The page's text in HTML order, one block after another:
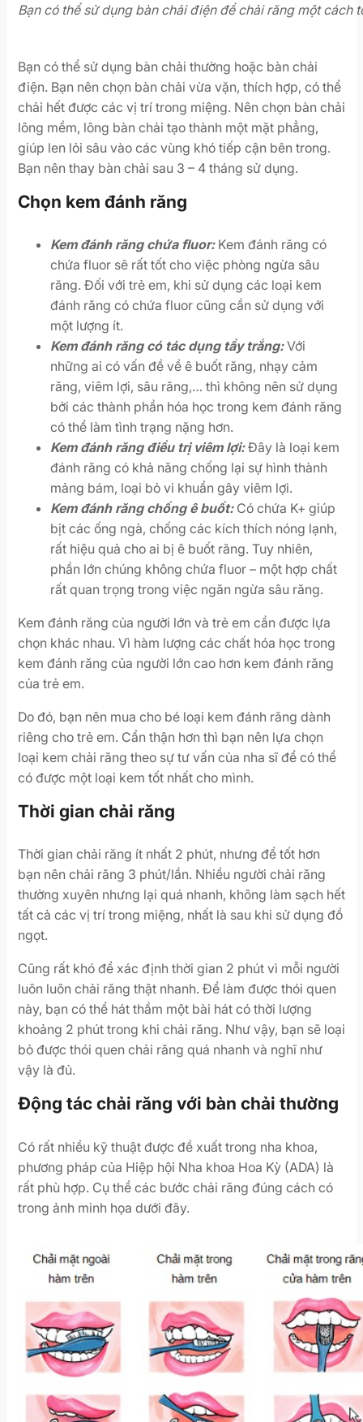
Bạn có thể sử dụng bàn chải điện để chải răng một cách
Bạn có thể sử dụng bàn chải thường hoặc bàn chải
điện. Bạn nên chọn bàn chải vừa vặn, thích hợp, có thể
chải hết được các vị trí trong miệng. Nên chọn bàn chải
lông mềm, lông bàn chải tạo thành một mặt phẳng,
giúp len lỏi sâu vào các vùng khó tiếp cận bên trong.
Bạn nên thay bàn chải sau 3 – 4 tháng sử dụng.
Chọn kem đánh răng
Kem đánh răng chứa fluor:Kem đánh răng có
chứa fluor sẽ rất tốt cho việc phòng ngừa sâu
răng. Đối với trẻ em, khi sử dụng các loại kem
đánh răng có chứa fluor cũng cần sử dụng với
một lượng ít.
Kem đánh răng có tác dụng tẩy trắng:Với
những ai có vấn đề về ê buốt răng, nhạy cảm
răng, viêm lợi, sâu răng,… thì không nên sử dụng
bởi các thành phần hóa học trong kem đánh răng
có thể làm tình trạng nặng hơn.
Kem đánh răng điều trị viêm lợi:Đây là loại kem
đánh răng có khả năng chống lại sự hình thành
mảng bám, loại bỏ vi khuẩn gây viêm lợi.
Kem đánh răng chống ê buốt:Có chứa K+ giúp
bịt các ống ngà, chống các kích thích nóng lạnh,
rất hiệu quả cho ai bị ê buốt răng. Tuy nhiên,
phần lớn chúng không chứa fluor – một hợp chất
rất quan trọng trong việc ngăn ngừa sâu răng.
Kem đánh răng của người lớn và trẻ em cần được lựa
chọn khác nhau. Vì hàm lượng các chất hóa học trong
kem đánh răng của người lớn cao hơn kem đánh răng
của trẻ em.
Do đó, bạn nên mua cho bé loại kem đánh răng dành
riêng cho trẻ em. Cẩn thận hơn thì bạn nên lựa chọn
loại kem chải răng theo sự tư vấn của nha sĩ để có thể
có được một loại kem tốt nhất cho mình.
Thời gian chải răng
Thời gian chải răng ít nhất 2 phút, nhưng để tốt hơn
bạn nên chải răng 3 phút/lần. Nhiều người chải răng
thường xuyên nhưng lại quá nhanh, không làm sạch hết
tất cả các vị trí trong miệng, nhất là sau khi sử dụng đồ
ngọt.
Cũng rất khó để xác định thời gian 2 phút vì mỗi người
luôn luôn chải răng thật nhanh. Để làm được thói quen
này, bạn có thể hát thầm một bài hát có thời lượng
khoảng 2 phút trong khi chải răng. Như vậy, bạn sẽ loại
bỏ được thói quen chải răng quá nhanh và nghĩ như
vậy là đủ.
Động tác chải răng với bàn chải thường
Có rất nhiều kỹ thuật được đề xuất trong nha khoa,
phương pháp của Hiệp hội Nha khoa Hoa Kỳ (ADA) là
rất phù hợp. Cụ thể các bước chải răng đúng cách có
trong ảnh minh họa dưới đây.